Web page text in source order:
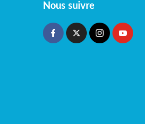
Nous suivre